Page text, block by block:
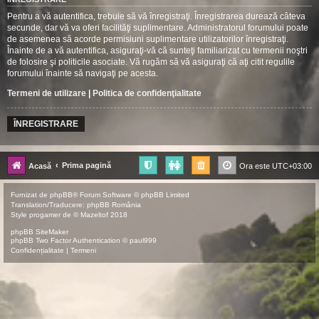
Pentru a vă autentifica, trebuie să vă înregistraţi. Înregistrarea durează câteva
secunde, dar vă va oferi facilităţi suplimentare. Administratorul forumului poate
de asemenea să acorde permisiuni suplimentare utilizatorilor înregistraţi.
Înainte de a vă autentifica, asiguraţi-vă că sunteţi familiarizat cu termenii noştri
de folosire şi politicile asociate. Vă rugăm să vă asiguraţi că aţi citit regulile
forumului înainte să navigaţi pe acesta.
Termeni de utilizare | Politica de confidenţialitate
ÎNREGISTRARE
Acasă Prima pagină Ora este UTC+03:00
Furnizat de phpBB® Forum Software © phpBB Limited
Translation/Traducere: phpBB România
Style progamer de © Mazeltof 2018
phpBB SiteMaker
phpBB Two Factor Authentication © paul999
Confidențialitate | Termeni